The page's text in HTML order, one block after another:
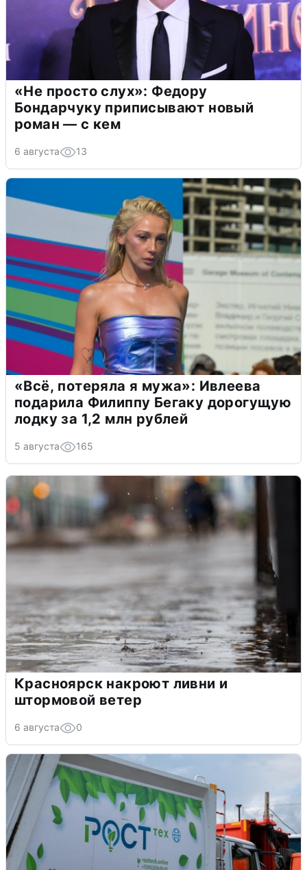
«Не просто слух»: Федору
Бондарчуку приписывают новый
роман — с кем
6 августа 13
«Всё, потеряла я мужа»: Ивлеева
подарила Филиппу Бегаку дорогущую
лодку за 1,2 млн рублей
5 августа 165
Красноярск накроют ливни и
штормовой ветер
6 августа 0